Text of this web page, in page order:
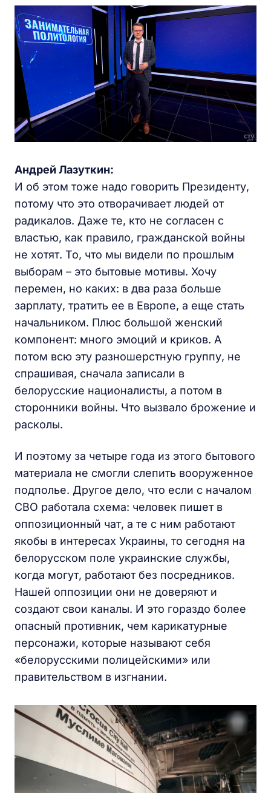
Андрей Лазуткин:
И об этом тоже надо говорить Президенту,
потому что это отворачивает людей от
радикалов. Даже те, кто не согласен с
властью, как правило, гражданской войны
не хотят. То, что мы видели по прошлым
выборам – это бытовые мотивы. Хочу
перемен, но каких: в два раза больше
зарплату, тратить ее в Европе, а еще стать
начальником. Плюс большой женский
компонент: много эмоций и криков. А
потом всю эту разношерстную группу, не
спрашивая, сначала записали в
белорусские националисты, а потом в
сторонники войны. Что вызвало брожение и
расколы.
И поэтому за четыре года из этого бытового
материала не смогли слепить вооруженное
подполье. Другое дело, что если с началом
СВО работала схема: человек пишет в
оппозиционный чат, а те с ним работают
якобы в интересах Украины, то сегодня на
белорусском поле украинские службы,
когда могут, работают без посредников.
Нашей оппозиции они не доверяют и
создают свои каналы. И это гораздо более
опасный противник, чем карикатурные
персонажи, которые называют себя
«белорусскими полицейскими» или
правительством в изгнании.